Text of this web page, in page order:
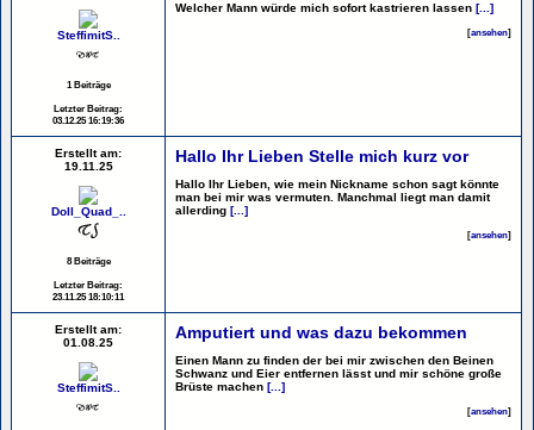
SteffimitS..
1 Beiträge
Letzter Beitrag:
03.12.25 16:19:36
Welcher Mann würde mich sofort kastrieren lassen [...]
[ansehen]
Erstellt am:
19.11.25
Doll_Quad_..
8 Beiträge
Letzter Beitrag:
23.11.25 18:10:11
Hallo Ihr Lieben Stelle mich kurz vor
Hallo Ihr Lieben, wie mein Nickname schon sagt könnte
man bei mir was vermuten. Manchmal liegt man damit
allerding [...]
[ansehen]
Erstellt am:
01.08.25
SteffimitS..
Amputiert und was dazu bekommen
Einen Mann zu finden der bei mir zwischen den Beinen
Schwanz und Eier entfernen lässt und mir schöne große
Brüste machen [...]
[ansehen]